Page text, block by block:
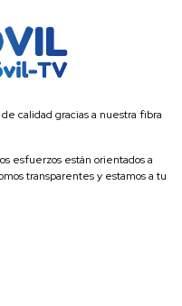
calidad gracias a nuestra fibra
esfuerzos están orientados a
transparentes y estamos a tu